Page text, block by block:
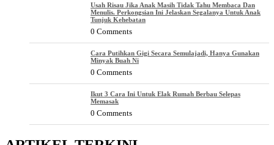
Usah Risau Jika Anak Masih Tidak Tahu Membaca Dan
Menulis. Perkongsian Ini Jelaskan Segalanya Untuk Anak
Tunjuk Kehebatan
0 Comments
Cara Putihkan Gigi Secara Semulajadi, Hanya Gunakan
Minyak Buah Ni
0 Comments
Ikut 3 Cara Ini Untuk Elak Rumah Berbau Selepas
Memasak
0 Comments